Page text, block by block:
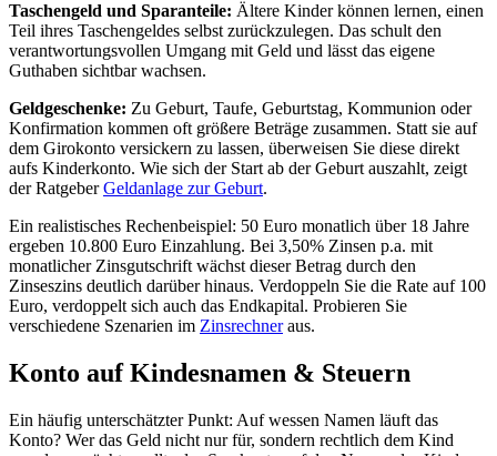
Taschengeld und Sparanteile: Ältere Kinder können lernen, einen
Teil ihres Taschengeldes selbst zurückzulegen. Das schult den
verantwortungsvollen Umgang mit Geld und lässt das eigene
Guthaben sichtbar wachsen.
Geldgeschenke: Zu Geburt, Taufe, Geburtstag, Kommunion oder
Konfirmation kommen oft größere Beträge zusammen. Statt sie auf
dem Girokonto versickern zu lassen, überweisen Sie diese direkt
aufs Kinderkonto. Wie sich der Start ab der Geburt auszahlt, zeigt
der RatgeberGeldanlage zur Geburt.
Ein realistisches Rechenbeispiel: 50 Euro monatlich über 18 Jahre
ergeben 10.800 Euro Einzahlung. Bei 3,50% Zinsen p.a. mit
monatlicher Zinsgutschrift wächst dieser Betrag durch den
Zinseszins deutlich darüber hinaus. Verdoppeln Sie die Rate auf 100
Euro, verdoppelt sich auch das Endkapital. Probieren Sie
verschiedene Szenarien im Zinsrechneraus.
Konto auf Kindesnamen & Steuern
Ein häufig unterschätzter Punkt: Auf wessen Namen läuft das
Konto? Wer das Geld nicht nur für, sondern rechtlich dem Kind